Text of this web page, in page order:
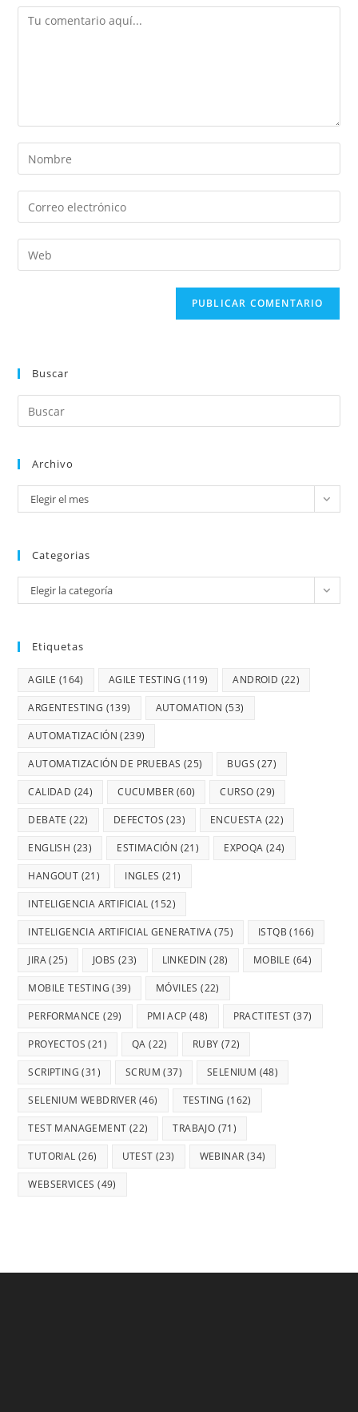
Buscar
Archivo
Elegir el mes
Categorias
Elegir la categoría
Etiquetas
AGILE (164) AGILE TESTING (119) ANDROID (22)
ARGENTESTING (139) AUTOMATION (53)
AUTOMATIZACIÓN (239)
AUTOMATIZACIÓN DE PRUEBAS (25) BUGS (27)
CALIDAD (24) CUCUMBER (60) CURSO (29)
DEBATE (22) DEFECTOS (23) ENCUESTA (22)
ENGLISH (23) ESTIMACIÓN (21) EXPOQA (24)
HANGOUT (21) INGLES (21)
INTELIGENCIA ARTIFICIAL (152)
INTELIGENCIA ARTIFICIAL GENERATIVA(75) ISTQB (166)
JIRA(25) JOBS (23) LINKEDIN (28) MOBILE (64)
MOBILE TESTING (39) MÓVILES (22)
PERFORMANCE (29) PMI ACP (48) PRACTITEST (37)
PROYECTOS (21) QA (22) RUBY (72)
SCRIPTING (31) SCRUM (37) SELENIUM (48)
SELENIUM WEBDRIVER (46) TESTING (162)
TEST MANAGEMENT (22) TRABAJO (71)
TUTORIAL (26) UTEST (23) WEBINAR (34)
WEBSERVICES (49)